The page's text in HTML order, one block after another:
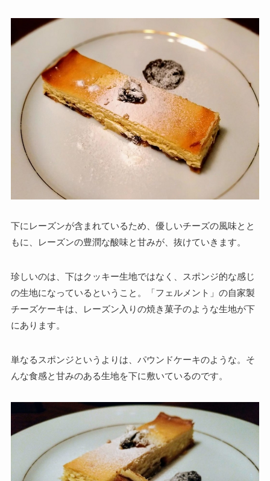
下にレーズンが含まれているため、優しいチーズの風味とと
もに、レーズンの豊潤な酸味と甘みが、抜けていきます。
珍しいのは、下はクッキー生地ではなく、スポンジ的な感じ
の生地になっているということ。「フェルメント」の自家製
チーズケーキは、レーズン入りの焼き菓子のような生地が下
にあります。
単なるスポンジというよりは、パウンドケーキのような。そ
んな食感と甘みのある生地を下に敷いているのです。